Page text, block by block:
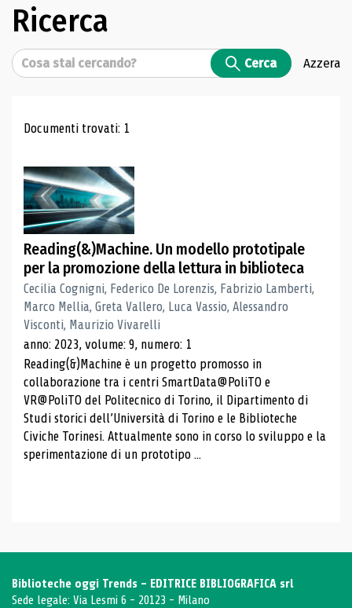
Ricerca
Cerca Cerca Azzera
Risultati di ricerca
Documenti trovati: 1
Reading(&)Machine. Un modello prototipale
per la promozione della lettura in biblioteca
Cecilia Cognigni, Federico De Lorenzis, Fabrizio Lamberti,
Marco Mellia, Greta Vallero, Luca Vassio, Alessandro
Visconti, Maurizio Vivarelli
anno: 2023, volume: 9, numero: 1
Reading(&)Machine è un progetto promosso in
collaborazione tra i centri SmartData@PoliTO e
VR@PoliTO del Politecnico di Torino, il Dipartimento di
Studi storici dell’Università di Torino e le Biblioteche
Civiche Torinesi. Attualmente sono in corso lo sviluppo e la
sperimentazione di un prototipo ...
Biblioteche oggi Trends - EDITRICE BIBLIOGRAFICA srl
Sede legale: Via Lesmi 6 - 20123 - Milano